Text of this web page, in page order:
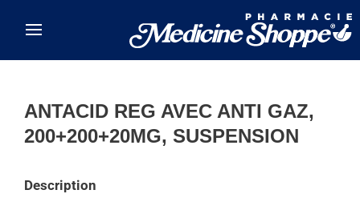
ANTACID REG AVEC ANTI GAZ,
200+200+20MG, SUSPENSION
Description